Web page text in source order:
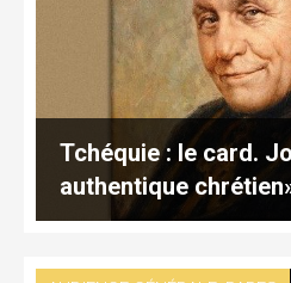
Tchéquie : le card.
authentique